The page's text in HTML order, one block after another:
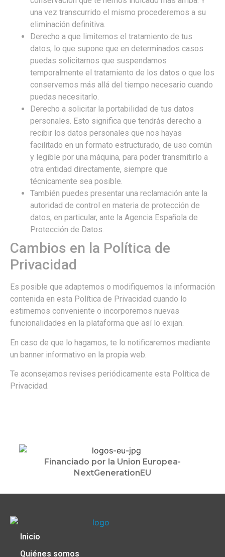
una vez transcurrido el mismo procederemos a su
eliminación definitiva.
Derecho a que limitemos el tratamiento de tus
datos, lo que supone que en determinados casos
puedas solicitarnos que suspendamos
temporalmente el tratamiento de los datos o que los
conservemos más allá del tiempo necesario cuando
puedas necesitarlo.
Derecho a solicitar la portabilidad de tus datos
personales. Esto significa que tendrás derecho a
recibir los datos personales que nos hayas
facilitado en un formato estructurado, de uso común
y legible por una máquina, para poder transmitirlo a
otra entidad directamente, siempre que
técnicamente sea posible.
También puedes presentar una reclamación ante la
autoridad de control en materia de protección de
datos, en particular, ante la Agencia Española de
Protección de Datos.
Cambios en la Política de
Privacidad
Es posible que adaptemos o modifiquemos la información
contenida en esta Política de Privacidad cuando lo
estimemos conveniente o incorporemos nuevas
funcionalidades en la plataforma que así lo exijan.
En caso de que lo hagamos, te lo notificaremos mediante
un banner informativo en la propia web.
Te aconsejamos revises periódicamente esta Política de
Privacidad.
Financiado por la Union Europea-
NextGenerationEU
Inicio
Quiénes somos